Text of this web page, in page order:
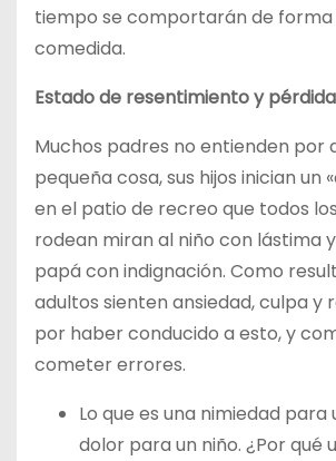
tiempo se comportarán de forma
comedida.
Estado de resentimiento y pérdida
Muchos padres no entienden por
pequeña cosa, sus hijos inician un
en el patio de recreo que todos
rodean miran al niño con lástima
papá con indignación. Como
adultos sienten ansiedad, culpa y
por haber conducido a esto, y
cometer errores.
Lo que es una nimiedad para
dolor para un niño. ¿Por qué